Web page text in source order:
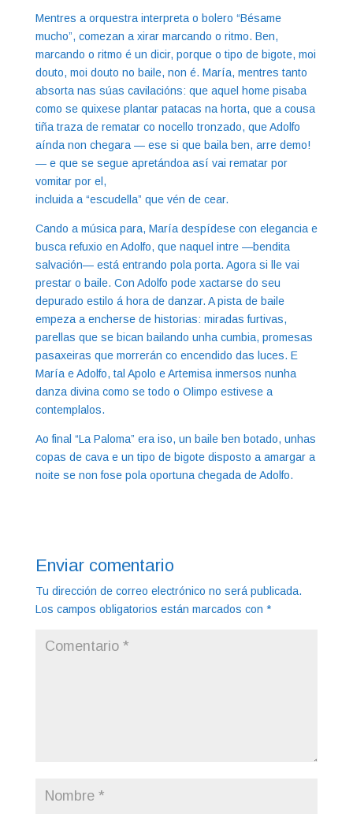
Mentres a orquestra interpreta o bolero “Bésame
mucho”, comezan a xirar marcando o ritmo. Ben,
marcando o ritmo é un dicir, porque o tipo de bigote, moi
douto, moi douto no baile, non é. María, mentres tanto
absorta nas súas cavilacións: que aquel home pisaba
como se quixese plantar patacas na horta, que a cousa
tiña traza de rematar co nocello tronzado, que Adolfo
aínda non chegara — ese si que baila ben, arre demo!
— e que se segue apretándoa así vai rematar por
vomitar por el,
incluida a “escudella” que vén de cear.
Cando a música para, María despídese con elegancia e
busca refuxio en Adolfo, que naquel intre —bendita
salvación— está entrando pola porta. Agora si lle vai
prestar o baile. Con Adolfo pode xactarse do seu
depurado estilo á hora de danzar. A pista de baile
empeza a encherse de historias: miradas furtivas,
parellas que se bican bailando unha cumbia, promesas
pasaxeiras que morrerán co encendido das luces. E
María e Adolfo, tal Apolo e Artemisa inmersos nunha
danza divina como se todo o Olimpo estivese a
contemplalos.
Ao final “La Paloma” era iso, un baile ben botado, unhas
copas de cava e un tipo de bigote disposto a amargar a
noite se non fose pola oportuna chegada de Adolfo.
Enviar comentario
Tu dirección de correo electrónico no será publicada.
Los campos obligatorios están marcados con *